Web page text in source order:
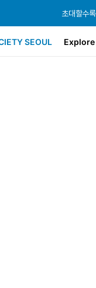
초대할수
초대할수
초대할수
SEOUL Explore